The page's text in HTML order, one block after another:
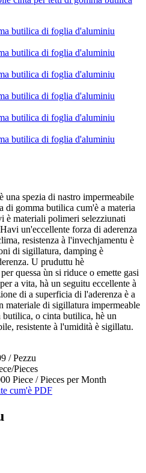
una spezia di nastro impermeabile
di gomma butilica cum'è a materia
è materiali polimeri selezziunati
un'eccellente forza di aderenza
resistenza à l'invechjamentu è
di sigillatura, damping è
U pruduttu hè
quessa ùn si riduce o emette gasi
a vita, hà un seguitu eccellente à
di a superficia di l'aderenza è a
materiale di sigillatura impermeable
butilica, o cinta butilica, hè un
resistente à l'umidità è sigillatu.
/ Pezzu
Pieces
Piece / Pieces per Month
cum'è PDF